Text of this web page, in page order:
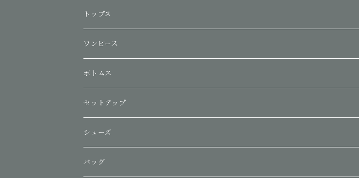
トップス
ワンピース
ボトムス
セットアップ
シューズ
バッグ